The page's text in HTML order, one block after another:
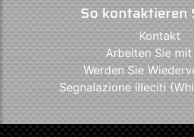
So kontaktieren
Kontakt
Arbeiten Sie mit
Werden Sie
Segnalazione illeciti